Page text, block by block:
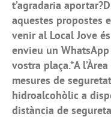
t’agradaria
aquestes propostes
venir al Local Jove
envieu un
vostra plaça.*A
mesures de
hidroalcohòlic a
distància de